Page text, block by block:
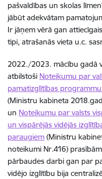
pašvaldības un skolas
jābūt adekvātam
Ir jāņem vērā gan
tipi, atrašanās vieta u.c.
2022./2023. mācību gadā
atbilstoši Noteikumu par
pamatizglītības programmu
(Ministru kabineta
un Noteikumu par valsts
un vispārējās vidējās
paraugiem (Ministru
noteikumi Nr.416)
pārbaudes darbi gan par
vidējo izglītību bija